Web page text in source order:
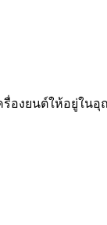
องยนต์ให้อยู่ใ